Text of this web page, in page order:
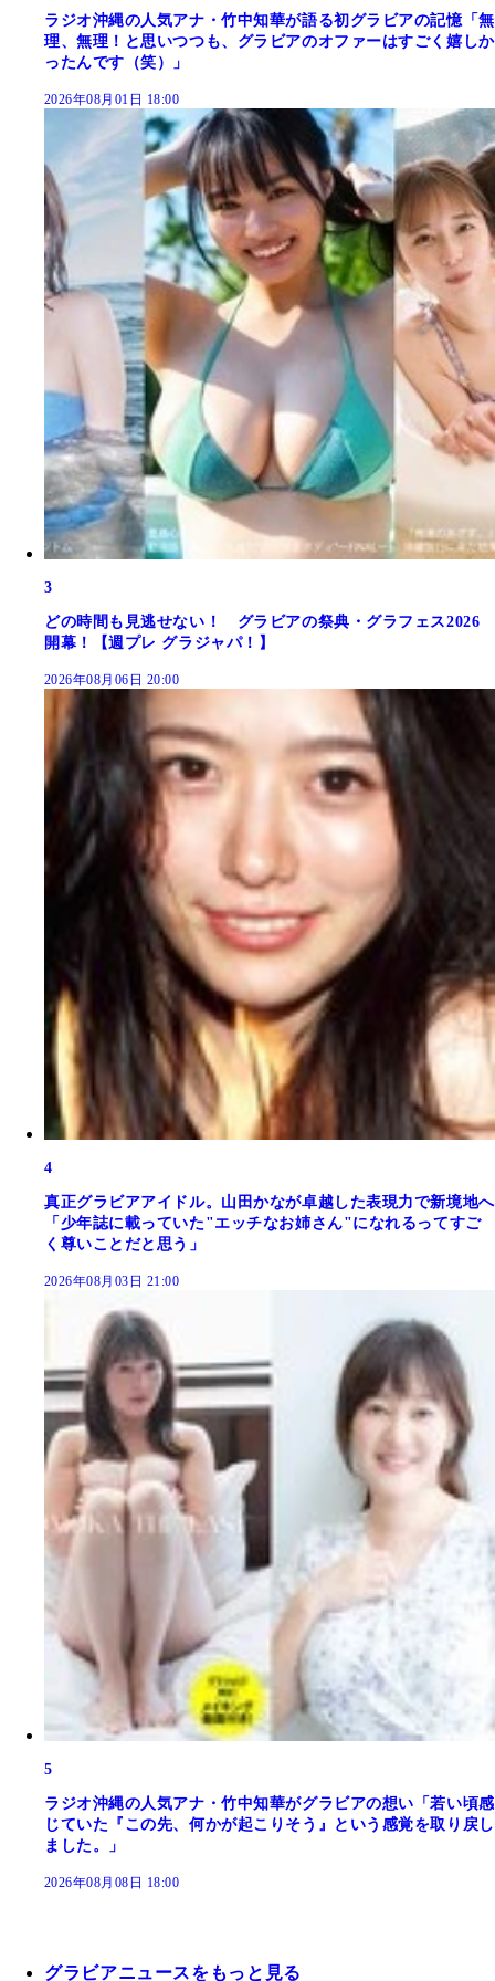
ラジオ沖縄の人気アナ・竹中知華が語る初グラビアの記憶「無
理、無理！と思いつつも、グラビアのオファーはすごく嬉しか
ったんです（笑）」
2026年08月01日 18:00
3
どの時間も見逃せない！ グラビアの祭典・グラフェス2026
開幕！【週プレ グラジャパ！】
2026年08月06日 20:00
4
真正グラビアアイドル。山田かなが卓越した表現力で新境地へ
「少年誌に載っていた"エッチなお姉さん"になれるってすご
く尊いことだと思う」
2026年08月03日 21:00
5
ラジオ沖縄の人気アナ・竹中知華がグラビアの想い「若い頃感
じていた『この先、何かが起こりそう』という感覚を取り戻し
ました。」
2026年08月08日 18:00
グラビアニュースをもっと見る